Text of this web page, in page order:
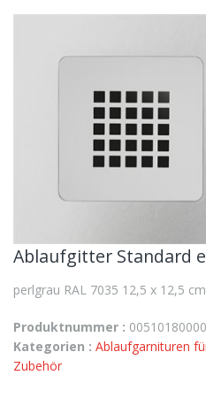
Ablaufgitter Standard
perlgrau RAL 7035 12,5 x 12,5
Produktnummer :
Kategorien : Ablaufgarnituren
Zubehör